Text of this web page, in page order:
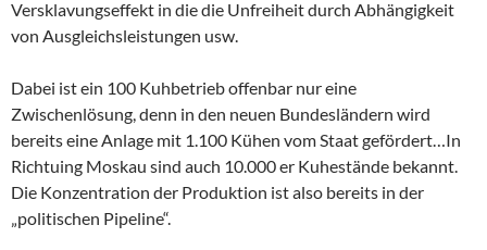
Versklavungseffekt in die die Unfreiheit durch Abhängigkeit
von Ausgleichsleistungen usw.
Dabei ist ein 100 Kuhbetrieb offenbar nur eine
Zwischenlösung, denn in den neuen Bundesländern wird
bereits eine Anlage mit 1.100 Kühen vom Staat gefördert…In
Richtuing Moskau sind auch 10.000 er Kuhestände bekannt.
Die Konzentration der Produktion ist also bereits in der
„politischen Pipeline“.